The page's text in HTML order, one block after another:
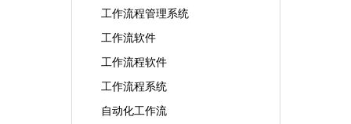
工作流程管理系统
工作流软件
工作流程软件
工作流程系统
自动化工作流